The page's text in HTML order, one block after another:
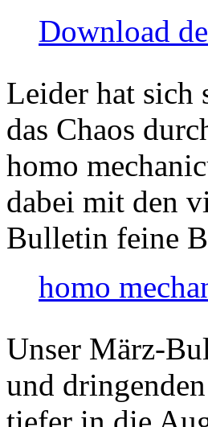
Download
Leider hat sich
das Chaos
homo
dabei mit den
Bulletin feine
homo
Unser März-
und